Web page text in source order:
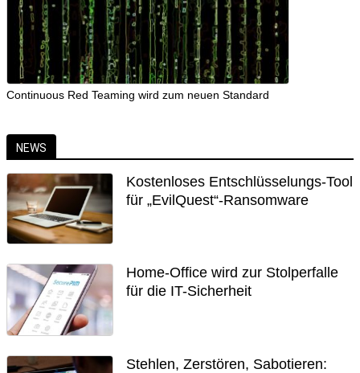
Continuous Red Teaming wird zum neuen Standard
NEWS
Kostenloses Entschlüsselungs-Tool
für „EvilQuest“-Ransomware
Home-Office wird zur Stolperfalle
für die IT-Sicherheit
Stehlen, Zerstören, Sabotieren: